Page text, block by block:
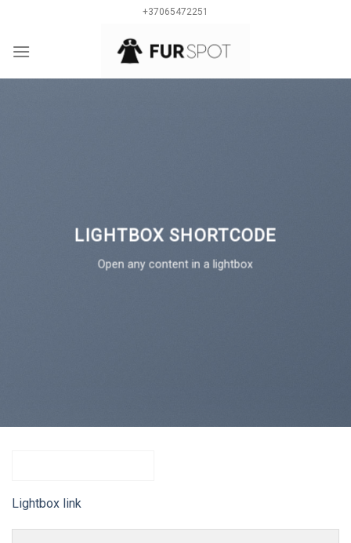
content
+37065472251
LIGHTBOX SHORTCODE
Open any content in a lightbox
Lightbox link